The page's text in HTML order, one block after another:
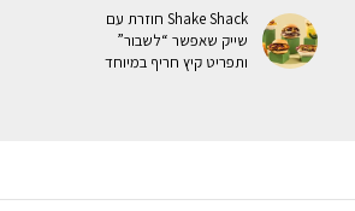
Shake Shack חוזרת עם
שייק שאפשר “לשבור”
ותפריט קיץ חריף במיוחד